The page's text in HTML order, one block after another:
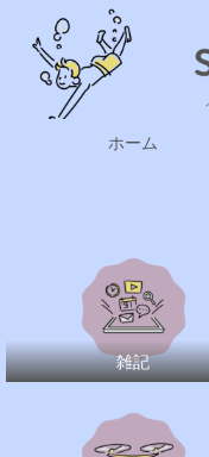
ホーム
雑記